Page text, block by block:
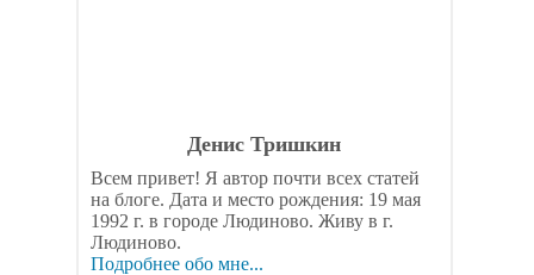
Денис Тришкин
Всем привет! Я автор почти всех статей
на блоге. Дата и место рождения: 19 мая
1992 г. в городе Людиново. Живу в г.
Людиново.
Подробнее обо мне...